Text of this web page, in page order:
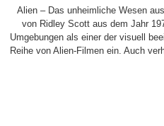
Alien – Das unheimliche Wesen
von Ridley Scott aus dem Jahr
Umgebungen als einer der visuell
Reihe von Alien-Filmen ein. Auch